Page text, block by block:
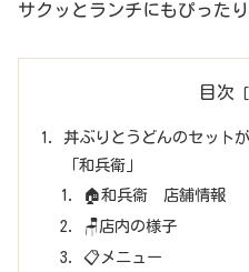
サクッとランチにもぴった
目次
丼ぶりとうどんのセット
「和兵衛」
🏠和兵衞 店舗情報
🪑店内の様子
📋メニュー